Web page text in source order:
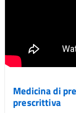
Medicina di
prescrittiva